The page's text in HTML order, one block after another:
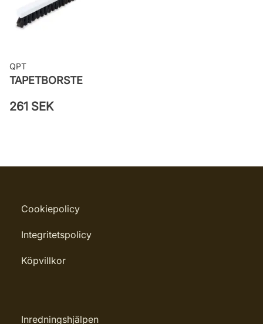
Leverantörens artikelnummer:
QPT
TAPETBORSTE
261 SEK
Cookiepolicy
Integritetspolicy
Köpvillkor
Inredningshjälpen